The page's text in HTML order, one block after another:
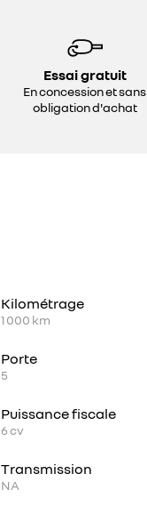
Essai gratuit
En concession et sans
obligation d'achat
Kilométrage
1 000 km
Porte
5
Puissance fiscale
6cv
Transmission
NA